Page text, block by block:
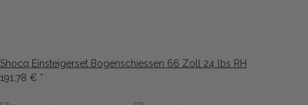
Shocq Einsteigerset Bogenschiessen 66 Zoll 24 lbs RH
191,78 € *